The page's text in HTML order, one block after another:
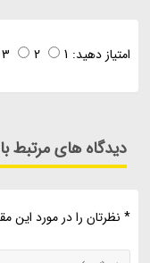
امتیاز دهید: 1
2
3
دیدگاه های مرتبط
* نظرتان را در مورد این